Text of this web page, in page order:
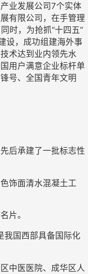
业发展公司7个实体
有限公司，在手管理
时，为抢抓“十四五”
设，成功组建海外事
术达到业内领先水
用户满意企业标杆单
号、全国青年文明
后承建了一批标志性
饰面清水混凝土工
片。
国西部具备国际化
中医医院、成华区人